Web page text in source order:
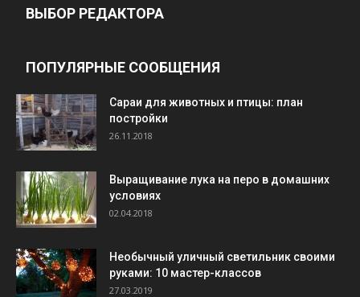
ВЫБОР РЕДАКТОРА
ПОПУЛЯРНЫЕ СООБЩЕНИЯ
Cараи для животных и птицы: план
постройки
26.11.2018
Выращивание лука на перо в домашних
условиях
02.04.2018
Необычный уличный светильник своими
руками: 10 мастер-классов
27.03.2019